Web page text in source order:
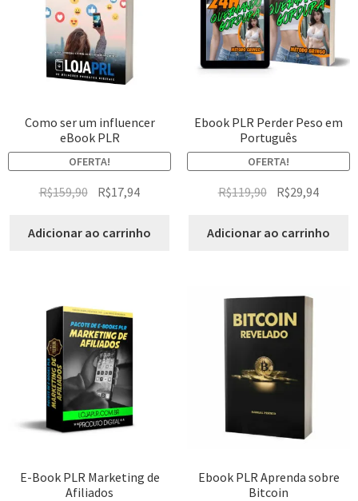
Como ser um influencer
eBook PLR
OFERTA!
R$159,90 R$17,94
Adicionar ao carrinho
Ebook PLR Perder Peso em
Português
OFERTA!
R$119,90 R$29,94
Adicionar ao carrinho
E-Book PLR Marketing de
Afiliados
Ebook PLR Aprenda sobre
Bitcoin